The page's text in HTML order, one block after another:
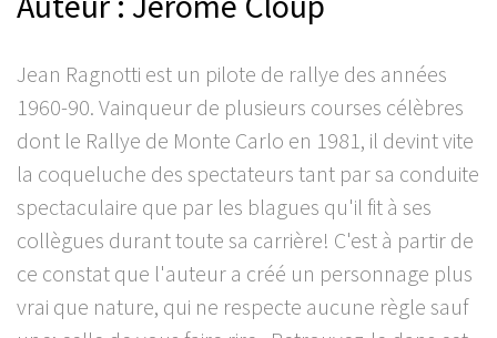
Jean Ragnotti est un pilote de rallye des années
1960-90. Vainqueur de plusieurs courses célèbres
dont le Rallye de Monte Carlo en 1981, il devint vite
la coqueluche des spectateurs tant par sa conduite
spectaculaire que par les blagues qu'il fit à ses
collègues durant toute sa carrière! C'est à partir de
ce constat que l'auteur a créé un personnage plus
vrai que nature, qui ne respecte aucune règle sauf